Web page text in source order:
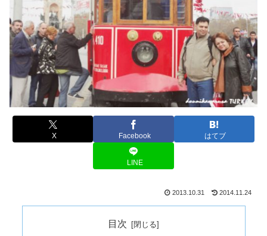
X Facebook はてブ
LINE
2013.10.31 2014.11.24
目次